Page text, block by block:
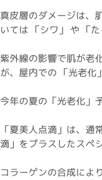
真皮層のダメージは、
いては 「シワ」 や 「
紫外線の影響で肌が老
が、屋内での 「光老化
今年の夏の「光老化」
「夏美人点滴」は、通
滴」をプラスしたスペ
コラーゲンの合成によ